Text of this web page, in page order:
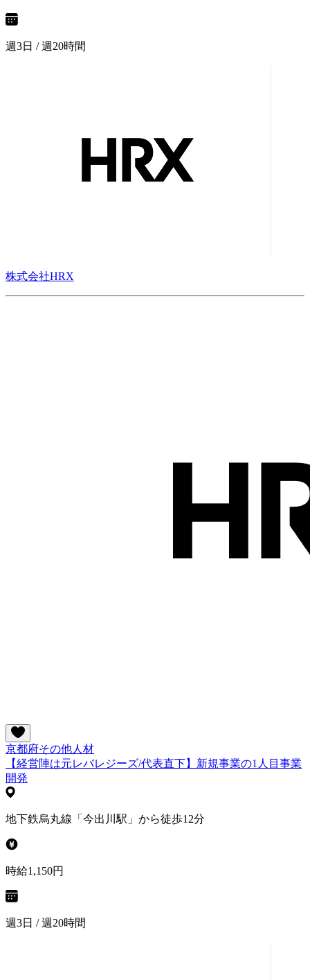
週3日 / 週20時間
株式会社HRX
京都府その他人材
【経営陣は元レバレジーズ/代表直下】新規事業の1人目事業
開発
地下鉄烏丸線「今出川駅」から徒歩12分
時給1,150円
週3日 / 週20時間